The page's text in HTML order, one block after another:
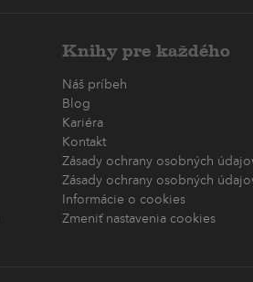
Knihy pre každého
Náš príbeh
Blog
Kariéra
Kontakt
Zásady ochrany osobných
Zásady ochrany osobných
Informácie o cookies
Zmeniť nastavenia cookies